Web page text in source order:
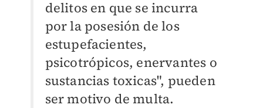
delitos en que se incurra
por la posesión de los
estupefacientes,
psicotrópicos, enervantes o
sustancias toxicas", pueden
ser motivo de multa.